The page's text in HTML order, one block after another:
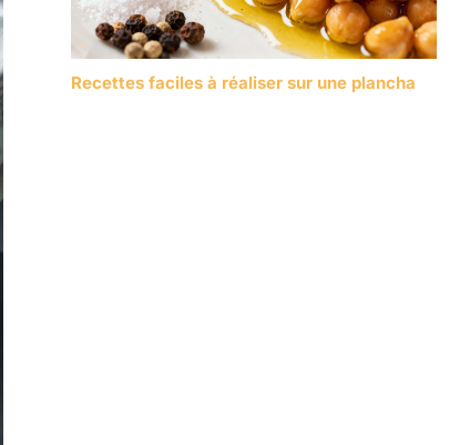
Recettes faciles à réaliser sur une plancha